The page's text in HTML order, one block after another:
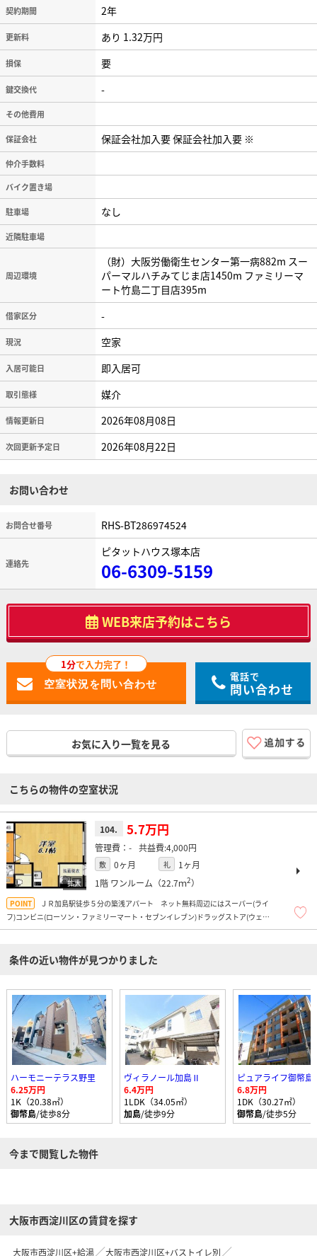
契約期間 2年
更新料 あり 1.32万円
損保 要
鍵交換代 -
その他費用
保証会社 保証会社加入要 保証会社加入要 ※
仲介手数料
バイク置き場
駐車場 なし
近隣駐車場
周辺環境
（財）大阪労働衛生センター第一病882m スー
パーマルハチみてじま店1450m ファミリーマ
ート竹島二丁目店395m
借家区分 -
現況 空家
入居可能日 即入居可
取引態様 媒介
情報更新日 2026年08月08日
次回更新予定日 2026年08月22日
お問い合わせ
お問合せ番号 RHS-BT286974524
連絡先
ピタットハウス塚本店
06-6309-5159
WEB来店予約はこちら
1分で入力完了！
電話で
問い合わせ
お気に入り一覧を見る
こちらの物件の空室状況
104. 5.7万円
- 4,000円
敷 0ヶ月 礼
1ヶ月
1階 ワンルーム（22.7ｍ2）
ＪＲ加島駅徒歩５分の築浅アパート ネット無料周辺にはスーパー(ライ
フ)コンビニ(ローソン・ファミリーマート・セブンイレブン)ドラッグストア(ウェル
シア)などがあり便利な環境です！
条件の近い物件が見つかりました
ハーモニーテラス野里
6.25万円
1K（20.38㎡）
御幣島/徒歩8分
ヴィラノール加島Ⅱ
6.4万円
1LDK（34.05㎡）
加島/徒歩9分
ピュアライフ御幣島
6.8万円
1DK（30.27㎡）
御幣島/徒歩5分
今まで閲覧した物件
大阪市西淀川区の賃貸を探す
大阪市西淀川区+給湯
大阪市西淀川区+バストイレ別